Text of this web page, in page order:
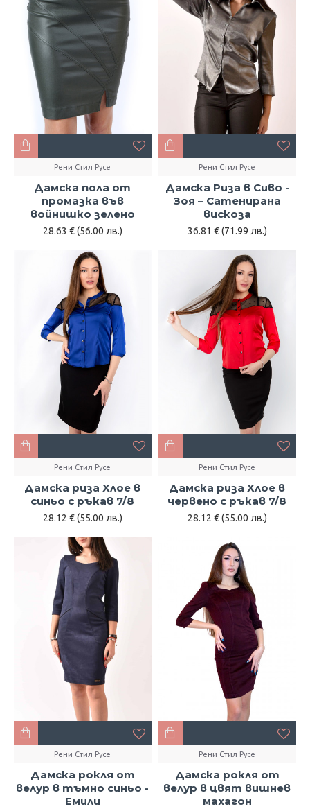
Рени Стил Русе
Дамска пола от
промазка във
войнишко зелено
28.63 € (56.00 лв.)
Рени Стил Русе
Дамска Риза в Сиво -
Зоя – Сатенирана
вискоза
36.81 € (71.99 лв.)
Рени Стил Русе
Дамска риза Хлое в
синьо с ръкав 7/8
28.12 € (55.00 лв.)
Рени Стил Русе
Дамска риза Хлое в
червено с ръкав 7/8
28.12 € (55.00 лв.)
Рени Стил Русе
Дамска рокля от
велур в тъмно синьо -
Емили
Рени Стил Русе
Дамска рокля от
велур в цвят вишнев
махагон